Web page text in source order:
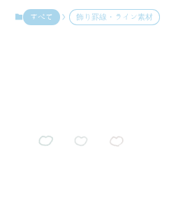
すべて 飾り罫線・ライン素材